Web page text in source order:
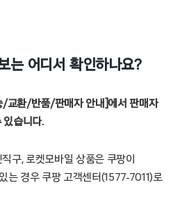
는 어디서 확인하나요?
/교환/반품/판매자 안내]에서 판매자
있습니다.
구, 로켓모바일 상품은 쿠팡이
는 경우 쿠팡 고객센터(1577-7011)로